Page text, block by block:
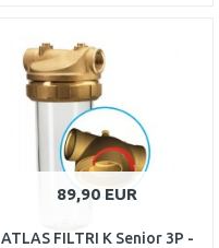
Porovnať
89,90 EUR
ATLAS FILTRI K Senior 3P -